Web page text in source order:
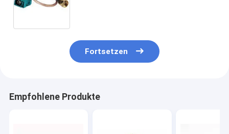
Fortsetzen
Empfohlene Produkte